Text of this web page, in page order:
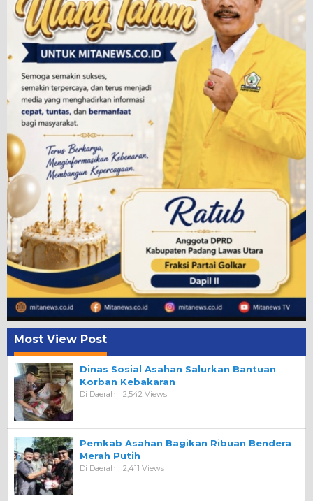
Most View Post
Dinas Sosial Asahan Salurkan Bantuan
Korban Kebakaran
Di Daerah 2,542 Views
Pemkab Asahan Bagikan Ribuan Bendera
Merah Putih
Di Daerah 2,411 Views